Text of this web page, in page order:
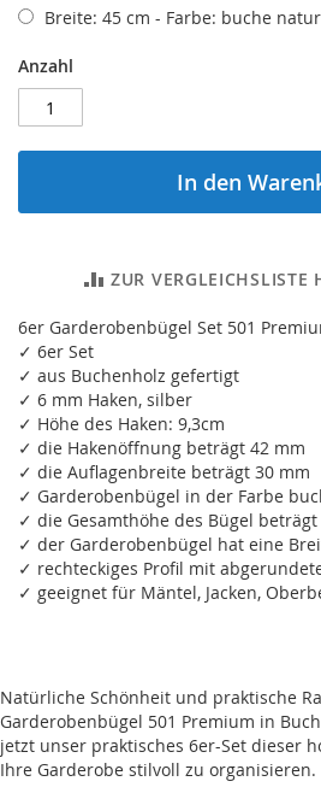
Breite: 45 cm - Farbe: buche
Anzahl
In den
ZUR VERGLEICHSLISTE
6er Garderobenbügel Set 501
✓ 6er Set
✓ aus Buchenholz gefertigt
✓ 6 mm Haken, silber
✓ Höhe des Haken: 9,3cm
✓ die Hakenöffnung beträgt 42 mm
✓ die Auflagenbreite beträgt 30 mm
✓ Garderobenbügel in der Farbe
✓ die Gesamthöhe des Bügel beträgt
✓ der Garderobenbügel hat eine
✓ rechteckiges Profil mit
✓ geeignet für Mäntel, Jacken,
Natürliche Schönheit und praktische
Garderobenbügel 501 Premium in
jetzt unser praktisches 6er-Set dieser
Ihre Garderobe stilvoll zu organisieren.